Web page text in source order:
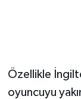
Özellikle
oyuncuyu